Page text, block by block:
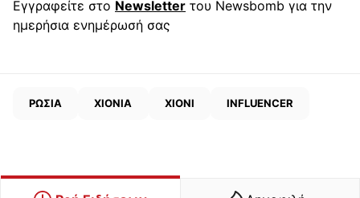
Εγγραφείτε στο Newsletter του Newsbomb για την
ημερήσια ενημέρωσή σας
ΡΩΣΙΑ ΧΙΟΝΙΑ ΧΙΟΝΙ INFLUENCER